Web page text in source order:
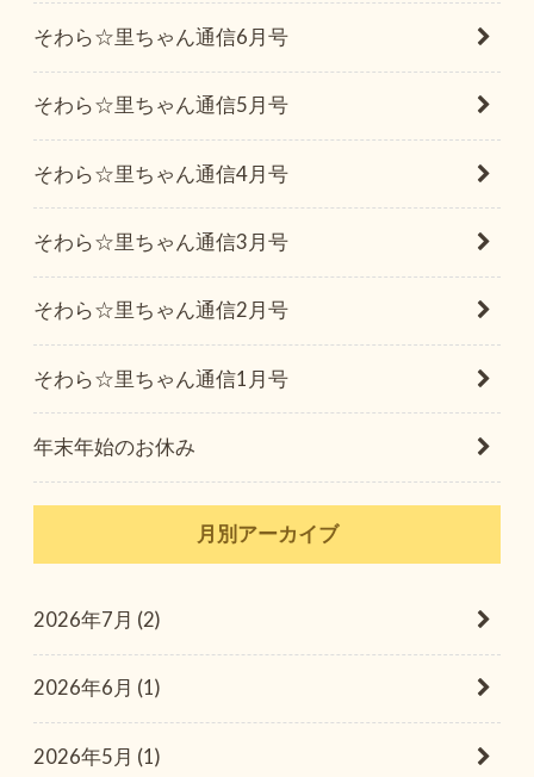
そわら☆里ちゃん通信6月号
そわら☆里ちゃん通信5月号
そわら☆里ちゃん通信4月号
そわら☆里ちゃん通信3月号
そわら☆里ちゃん通信2月号
そわら☆里ちゃん通信1月号
年末年始のお休み
月別アーカイブ
2026年7月 (2)
2026年6月 (1)
2026年5月 (1)